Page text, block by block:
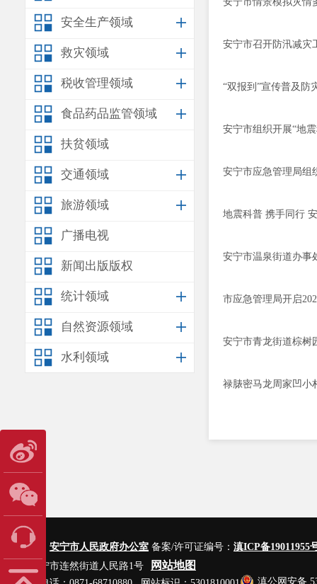
安全生产领域
救灾领域
税收管理领域
食品药品监管领域
扶贫领域
交通领域
旅游领域
广播电视
新闻出版版权
统计领域
自然资源领域
水利领域
安宁市召开防汛减灾
“双报到”宣传普及防
安宁市组织开展“地
安宁市应急管理局组
地震科普 携手同行
安宁市温泉街道办事
市应急管理局开启
安宁市青龙街道棕树
禄脿密马龙周家凹小
主办单位： 安宁市人民政府办公室 备案/许可证编号： 滇ICP备19011955
地址：安宁市连然街道人民路1号
网站地图
滇公网安备